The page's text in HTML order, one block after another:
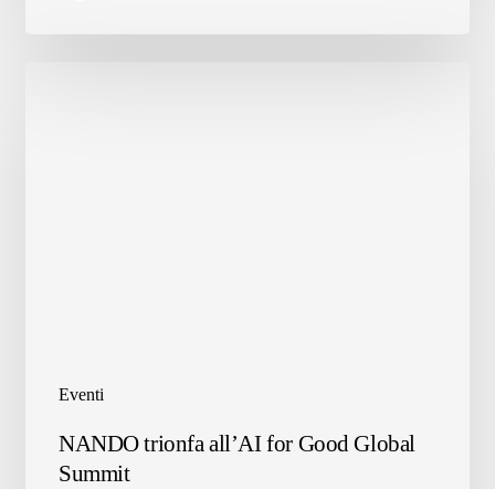
Eventi
trionfa
all’AI
NANDO trionfa all’AI for Good Global
Summit